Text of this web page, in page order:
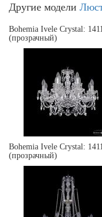
Другие модели
Bohemia Ivele Crystal:
(прозрачный)
Bohemia Ivele Crystal:
(прозрачный)